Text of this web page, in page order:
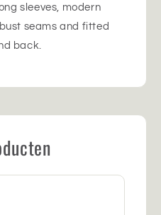
sleeves, modern
seams and fitted
back.